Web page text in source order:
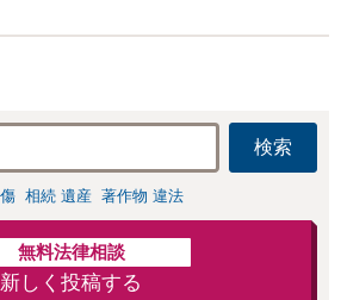
検索
相続 遺産 著作物 違法
無料法律相談
新しく投稿する